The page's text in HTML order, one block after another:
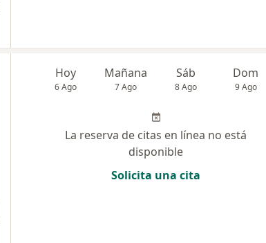
Hoy
6 Ago
Mañana
7 Ago
Sáb
8 Ago
Dom
9 Ago
La reserva de citas en línea no está
disponible
Solicita una cita